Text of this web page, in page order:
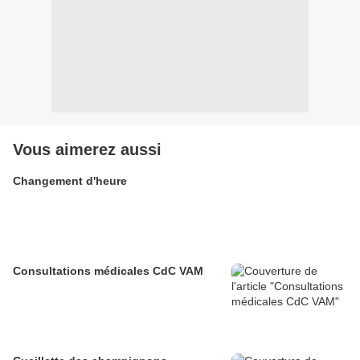
Vous aimerez aussi
Changement d'heure
Consultations médicales CdC VAM